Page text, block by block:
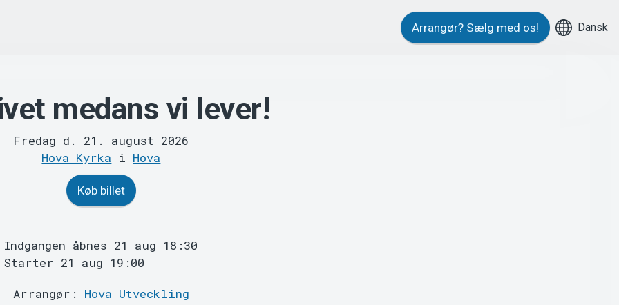
Arrangør? Sælg med os! Dansk
medans vi lever!
Fredag d. 21. august 2026
Hova Kyrka i Hova
Køb billet
Indgangen åbnes 21 aug 18:30
Starter 21 aug 19:00
Arrangør: Hova Utveckling